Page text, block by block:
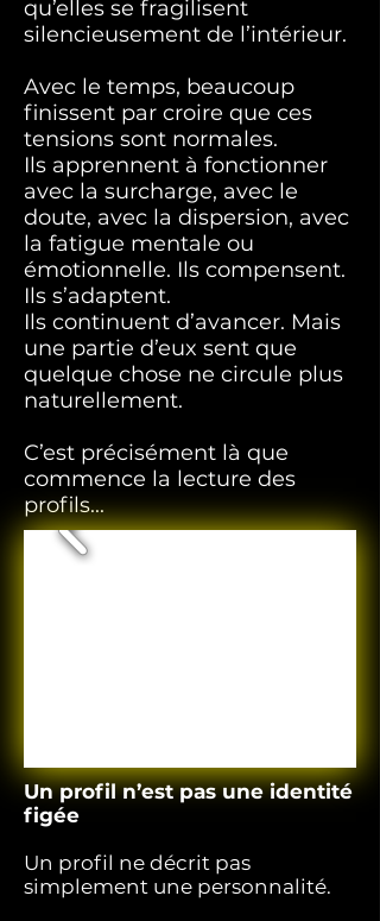
qu’elles se fragilisent
silencieusement de l’intérieur.
Avec le temps, beaucoup
finissent par croire que ces
tensions sont normales.
Ils apprennent à fonctionner
avec la surcharge, avec le
doute, avec la dispersion, avec
la fatigue mentale ou
émotionnelle. Ils compensent.
Ils s’adaptent.
Ils continuent d’avancer. Mais
une partie d’eux sent que
quelque chose ne circule plus
naturellement.
C’est précisément là que
commence la lecture des
profils...
Un profil n’est pas une identité
figée
​Un profil ne décrit pas
simplement une personnalité.